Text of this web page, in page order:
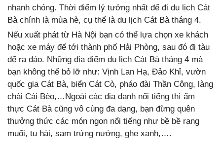
nhanh chóng. Thời điểm lý tưởng nhất để đi du lịch Cát
Bà chính là mùa hè, cụ thể là du lịch Cát Bà tháng 4.
Nếu xuất phát từ Hà Nội bạn có thể lựa chọn xe khách
hoặc xe máy để tới thành phố Hải Phòng, sau đó đi tàu
để ra đảo. Những địa điểm du lịch Cát Bà tháng 4 mà
bạn không thể bỏ lỡ như: Vịnh Lan Hạ, Đảo Khỉ, vườn
quốc gia Cát Bà, biển Cát Cò, pháo đài Thần Công, làng
chài Cái Bèo,…Ngoài các địa danh nổi tiếng thì ẩm
thực Cát Bà cũng vô cùng đa dạng, bạn đừng quên
thưởng thức các món ngon nổi tiếng như bề bề rang
muối, tu hài, sam trứng nướng, ghẹ xanh,….